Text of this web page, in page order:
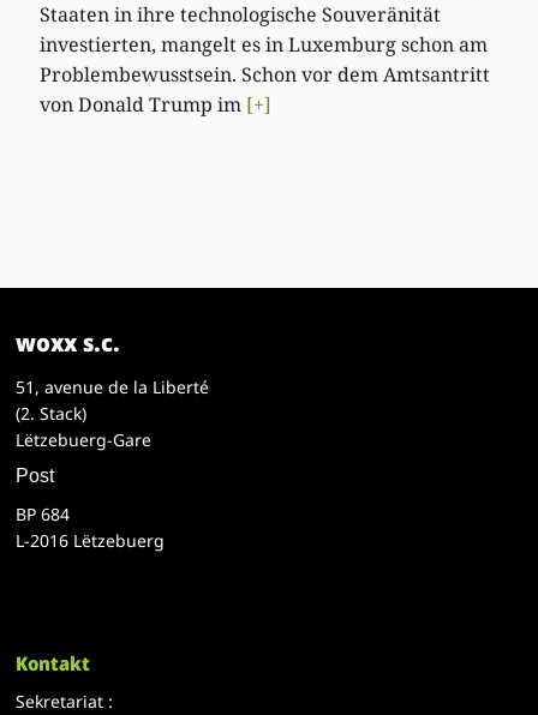
Staaten in ihre technologische Souveränität
investierten, mangelt es in Luxemburg schon am
Problembewusstsein. Schon vor dem Amtsantritt
von Donald Trump im [+]
woxx s.c.
51, avenue de la Liberté
(2. Stack)
Lëtzebuerg-Gare
Post
BP 684
L-2016 Lëtzebuerg
Kontakt
Sekretariat :